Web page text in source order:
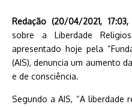
Redação (20/04/2021,
sobre a Liberdade
apresentado hoje pela
(AIS), denuncia um aumento
e de consciência.
Segundo a AIS, “A liberdade